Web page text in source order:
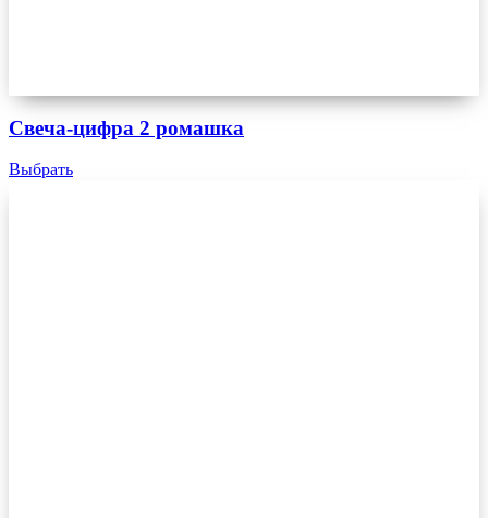
Свеча-цифра 2 ромашка
Выбрать